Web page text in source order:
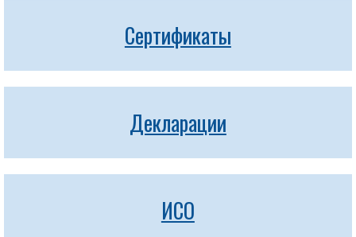
Сертификаты
Декларации
ИСО